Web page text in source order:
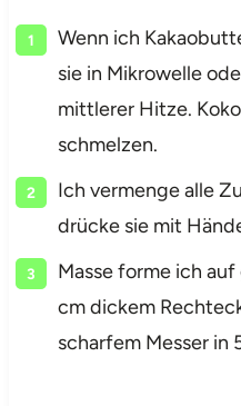
Wenn ich
sie in Mikrowelle
mittlerer Hitze.
schmelzen.
Ich vermenge alle
drücke sie mit
Masse forme ich
cm dickem
scharfem Messer in